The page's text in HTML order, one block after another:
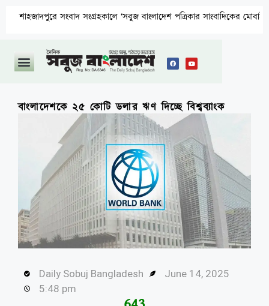
সংবাদ সংগ্রহকালে ‘সবুজ বাংলাদেশ পত্রিকার সাংবাদিকের মোবাইল ছিনতাই
বাংলাদেশকে ২৫ কোটি ডলার ঋণ দিচ্ছে বিশ্বব্যাংক
Daily Sobuj Bangladesh
June 14, 2025
5:48 pm